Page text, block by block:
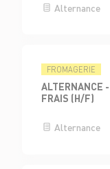
Alternance
FROMAGERIE
ALTERNANCE
FRAIS (H/F)
Alternance